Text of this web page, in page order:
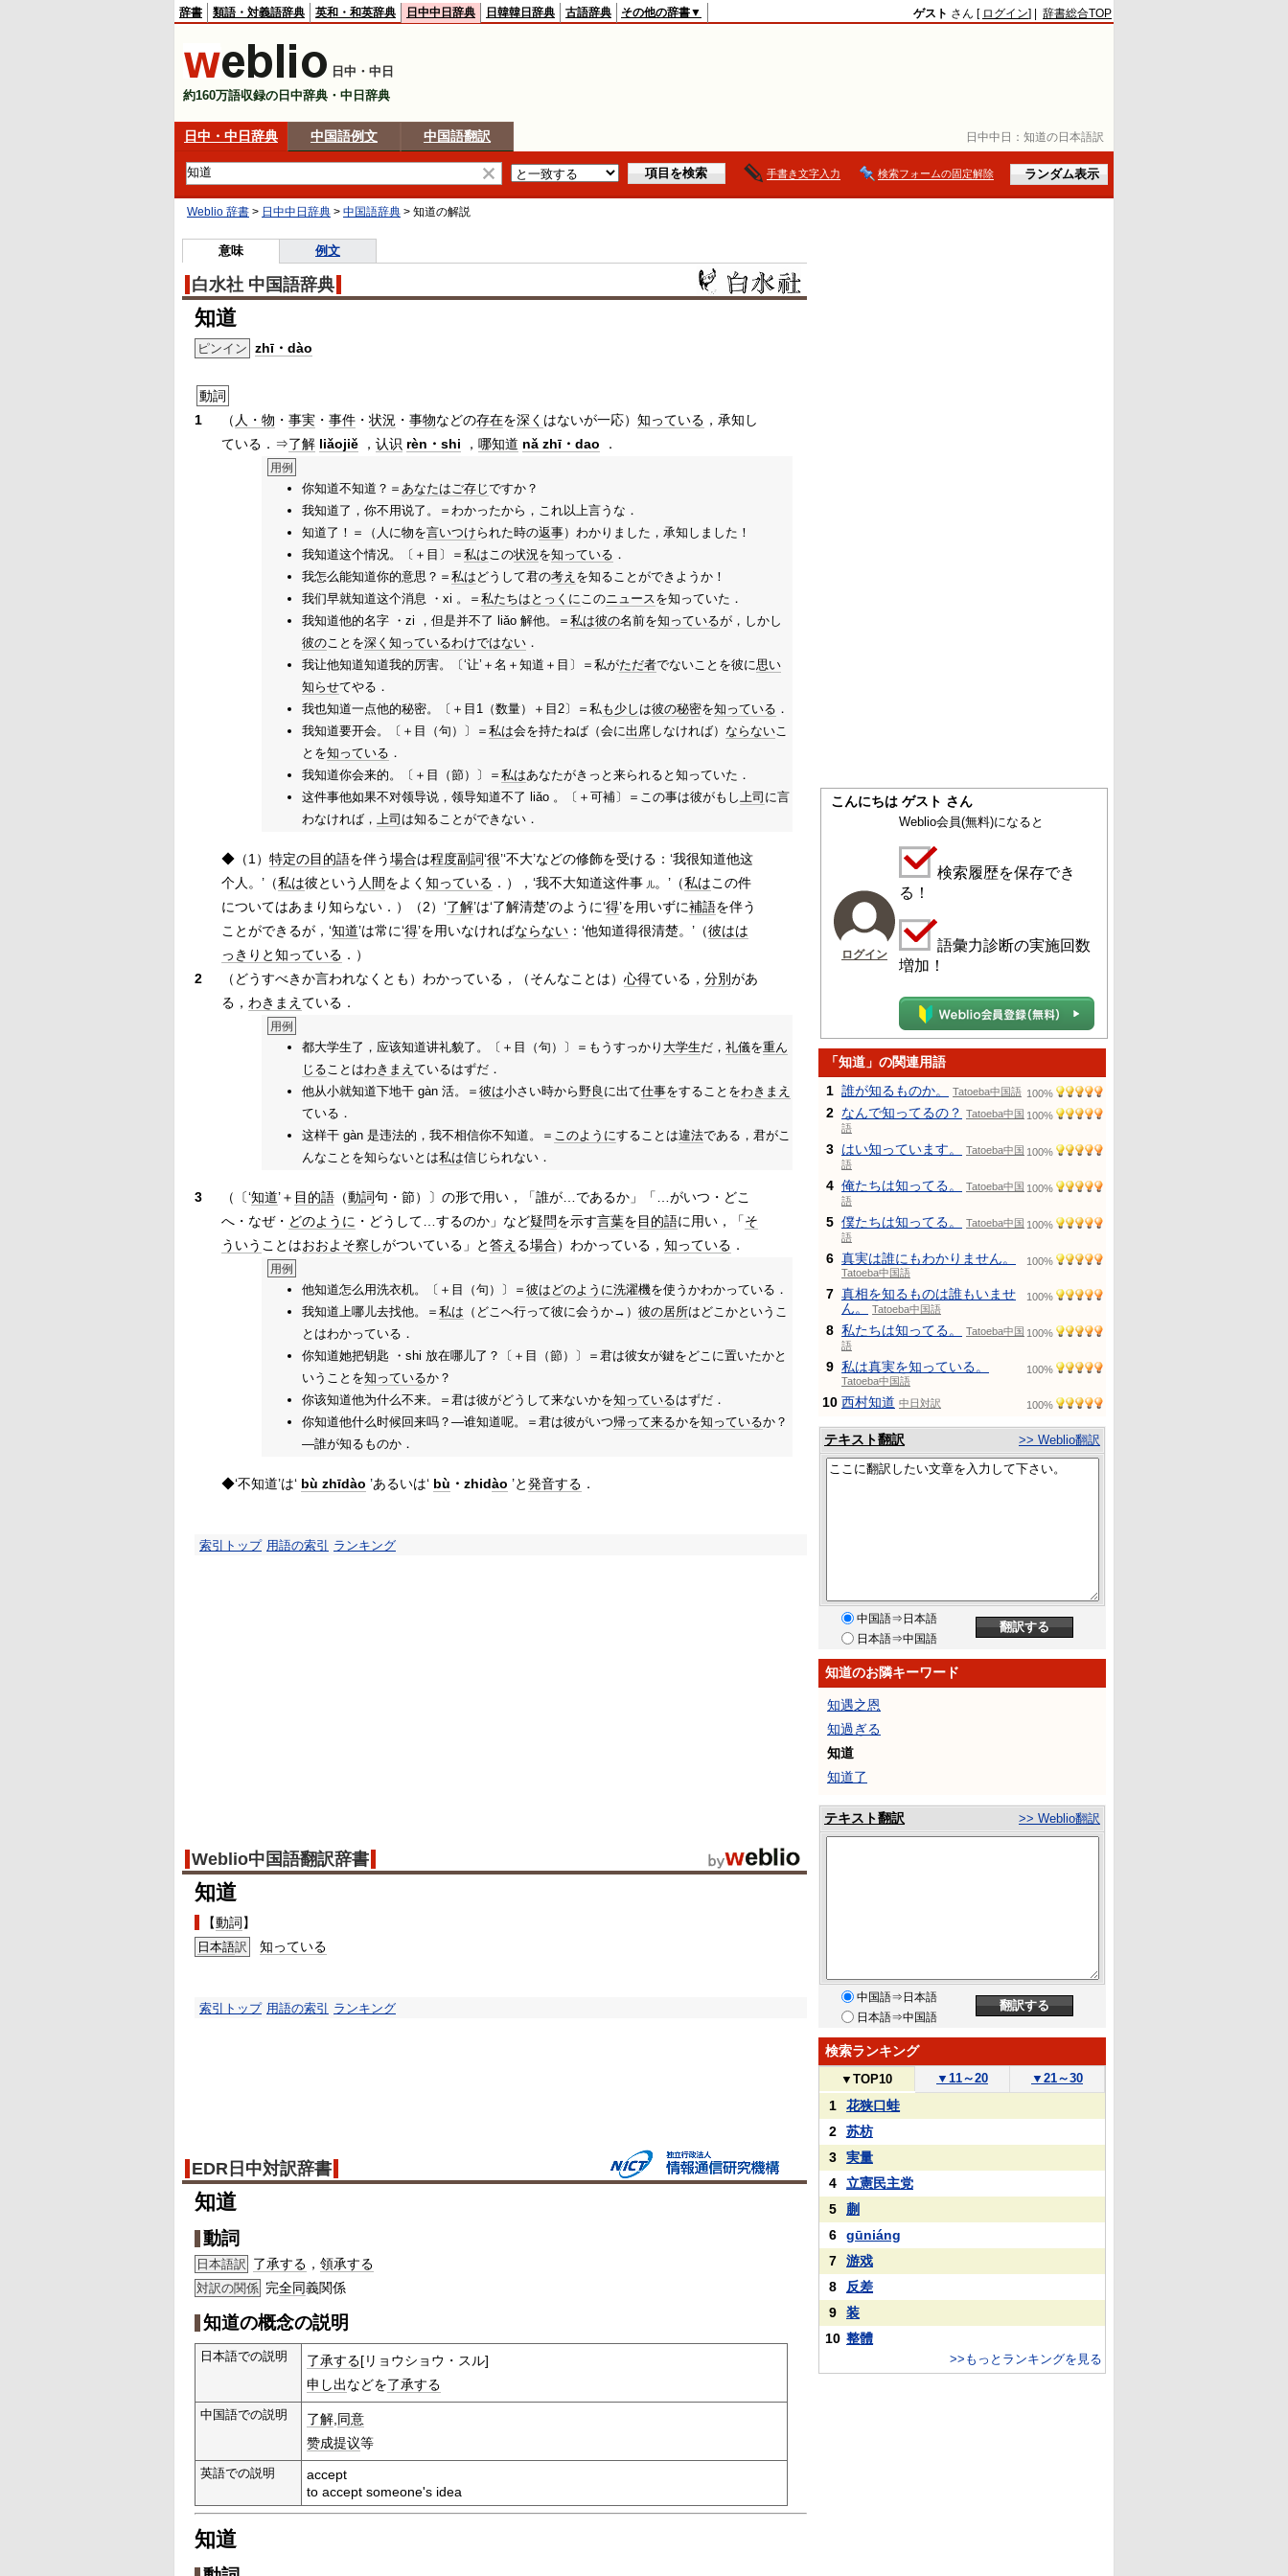
日中中日： 知道の日本語訳
辞書 類語・対義語辞典 英和・和英辞典 日中中日辞典 日韓韓日辞典 古語辞典 その他の辞書▼ ゲスト さん [ ログイン] | 辞書総合TOP
日中・中日
約160万語収録の日中辞典・中日辞典
日中・中日辞典 中国語例文 中国語翻訳
手書き文字入力 検索フォームの固定解除
Weblio 辞書 > 日中中日辞典 > 中国語辞典 > 知道の解説
意味 例文
白水社 中国語辞典
知道
ピンイン zhī・dào
動詞
1
（ 人・物 ・ 事実 ・ 事件 ・ 状況 ・ 事物などの存在を深く はないが一応） 知っている ，承知し
ている．⇒了解 liǎojiě ， 认识 rèn・shi ， 哪知道 nǎ zhī・dao ．
用例
你知道不知道？＝ あなたはご存じですか？
我知道了，你不用说了。＝わかったから，これ以上言うな．
知道了！＝（人に物を言いつけ られた時の返事）わかりました，承知しました！
我知道这个情况。〔＋目〕＝ 私はこの状況を知っている ．
我怎么能知道你的意思？＝ 私は どうして君の考え を知ることができようか！
我们早就知道这个消息 ・xi 。＝ 私たちは とっくにこのニュースを知っていた．
我知道他的名字 ・zi ，但是并不了 liǎo 解他。＝ 私は彼の名前を知っているが，しかし
彼のことを深く 知っているわけではない ．
我让他知道知道我的厉害。〔‘让’＋名＋知道＋目〕＝私がただ者でないことを彼に思い
知らせてやる．
我也知道一点他的秘密。〔＋目1（数量）＋目2〕＝私も少し は彼の秘密を知っている ．
我知道要开会。〔＋目（句）〕＝ 私は会を持たねば（会に出席しなければ） ならないこ
とを知っている ．
我知道你会来的。〔＋目（節）〕＝ 私はあなたがきっと来られると知っていた．
这件事他如果不对领导说，领导知道不了 liǎo 。〔＋可補〕＝この事は彼がもし上司 に言
わなければ， 上司 は知ることができない．
◆（1） 特定の目的語を伴う場合は程度副詞‘很’‘不大’などの修飾を受ける：‘我很知道他这
个人。’（私は彼という 人間をよく 知っている ．），‘我不大知道这件事 儿 。’（私はこの件
についてはあまり知らない．）（2）‘了解’は‘了解清楚’のように‘得’を用いずに補語を伴う
ことができるが，‘知道’は常に‘得’を用いなければならない ：‘他知道得很清楚。’（彼はは
っきりと知っている ．）
2
（どうすべきか言われなくとも）わかっている，（そんなことは） 心得ている， 分別があ
る， わきまえ ている．
用例
都大学生了，应该知道讲礼貌了。〔＋目（句）〕＝もうすっかり 大学生だ， 礼儀を重ん
じることはわきまえ ているはずだ．
他从小就知道下地干 gàn 活。＝ 彼は小さい時から野良 に出て仕事をすることをわきまえ
ている．
这样干 gàn 是违法的，我不相信你不知道。＝ このようにすることは違法である，君がこ
んなことを知らないとは私は信じられない．
3 （〔‘知道’＋ 目的語 （動詞句・節）〕の形で用い，「誰が…であるか」「…がいつ・どこ
へ・なぜ・ どのように ・どうして…するのか」など疑問を示す言葉を目的語に用い，「そ
ういう ことはおおよそ察しがついている」と答え る場合）わかっている， 知っている ．
用例
他知道怎么用洗衣机。〔＋目（句）〕＝ 彼は どのように洗濯機を使うかわかっている．
我知道上哪儿去找他。＝ 私は （どこへ行って彼に会うか→） 彼の居所はどこかというこ
とはわかっている．
你知道她把钥匙 ・shi 放在哪儿了？〔＋目（節）〕＝君は彼女が鍵をどこに置いたかと
いうことを知っているか？
你该知道他为什么不来。＝君は彼がどうして来ないかを知っているはずだ．
你知道他什么时候回来吗？—谁知道呢。＝君は彼がいつ帰って来るかを知っているか？
—誰が知るものか．
◆‘不知道’は‘ bù zhīdào ’あるいは‘ bù ・zhidào ’と発音する ．
索引トップ 用語の索引 ランキング
Weblio中国語翻訳辞書
知道
【動詞】
日本語訳 知っている
索引トップ 用語の索引 ランキング
EDR日中対訳辞書
知道
動詞
日本語訳 了承する ， 領承する
対訳の関係 完全同義関係
知道の概念の説明
日本語での説明 了承する[リョウショウ・スル]
申し出などを了承する
中国語での説明 了解 同意
赞成提议等
英語での説明
accept
to accept someone's idea
知道
こんにちは ゲスト さん
ログイン
Weblio会員(無料)になると
検索履歴を保存でき
る！
語彙力診断の実施回数
増加！
「知道」の関連用語
1 誰が知るものか。 Tatoeba中国語 100%
2 なんで知ってるの？ Tatoeba中国
語
100%
3 はい知っています。
Tatoeba中国
語
100%
4 俺たちは知ってる。
Tatoeba中国
語
100%
5 僕たちは知ってる。
Tatoeba中国
語
100%
6 真実は誰にもわかりません。
Tatoeba中国語
100%
7 真相を知るものは誰もいませ
ん。
Tatoeba中国語
100%
8 私たちは知ってる。
Tatoeba中国
語
100%
9 私は真実を知っている。
Tatoeba中国語
100%
10 西村知道 中日対訳 100%
テキスト翻訳 >> Weblio翻訳
中国語⇒日本語
日本語⇒中国語
知道のお隣キーワード
知遇之恩
知過ぎる
知道
知道了
テキスト翻訳 >> Weblio翻訳
中国語⇒日本語
日本語⇒中国語
検索ランキング
▼ TOP10 ▼ 11～20 ▼ 21～30
1
花狭口蛙
2
苏枋
3
実量
4
立憲民主党
5
蒯
6
gūniáng
7
游戏
8
反差
9
装
10 整體
>>もっとランキングを見る